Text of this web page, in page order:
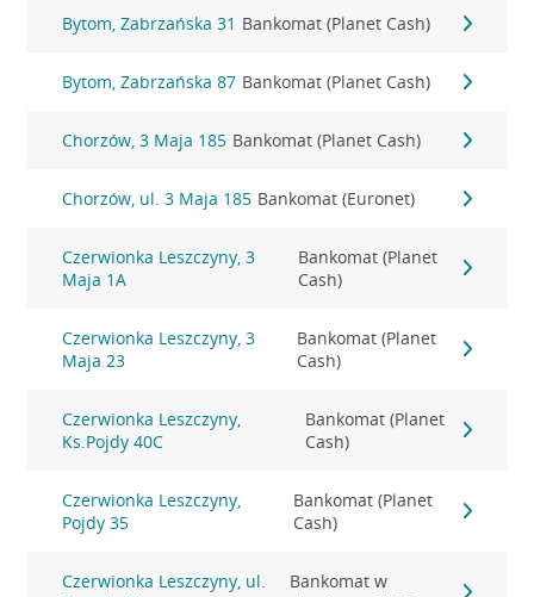
Bytom, Zabrzańska 31 Bankomat (Planet Cash)
Bytom, Zabrzańska 87 Bankomat (Planet Cash)
Chorzów, 3 Maja 185 Bankomat (Planet Cash)
Chorzów, ul. 3 Maja 185 Bankomat (Euronet)
Czerwionka Leszczyny, 3
Maja 1A
Bankomat (Planet
Cash)
Czerwionka Leszczyny, 3
Maja 23
Bankomat (Planet
Cash)
Czerwionka Leszczyny,
Ks.Pojdy 40C
Bankomat (Planet
Cash)
Czerwionka Leszczyny,
Pojdy 35
Bankomat (Planet
Cash)
Czerwionka Leszczyny, ul.
Bankomat w